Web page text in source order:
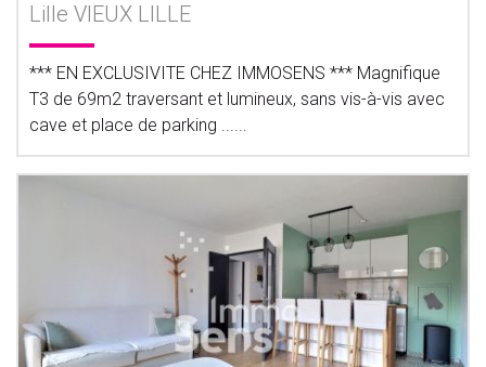
Lille VIEUX LILLE
*** EN EXCLUSIVITE CHEZ IMMOSENS *** Magnifique
T3 de 69m2 traversant et lumineux, sans vis-à-vis avec
cave et place de parking ......